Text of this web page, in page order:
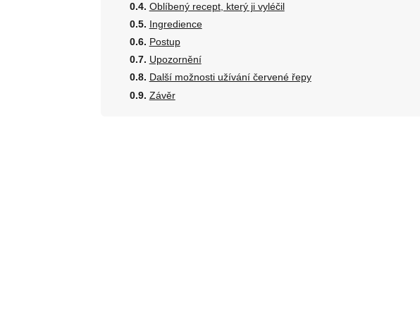
Oblíbený recept, který ji vyléčil
Ingredience
Postup
Upozornění
Další možnosti užívání červené řepy
Závěr